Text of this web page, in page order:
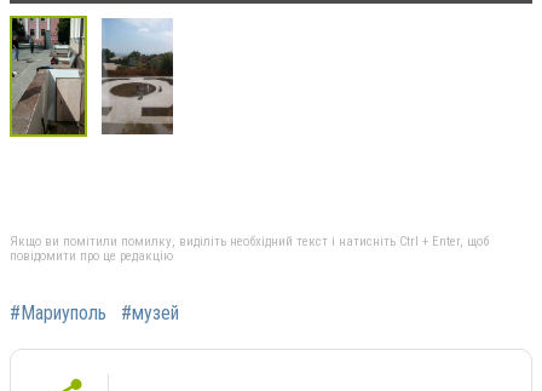
Якщо ви помітили помилку, виділіть необхідний текст і натисніть Ctrl + Enter, щоб
повідомити про це редакцію
#Мариуполь #музей